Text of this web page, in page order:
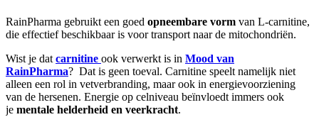
RainPharma gebruikt een goed opneembare vorm van L-carnitine,
die effectief beschikbaar is voor transport naar de mitochondriën.
Wist je dat carnitine ook verwerkt is in Mood van
RainPharma? Dat is geen toeval. Carnitine speelt namelijk niet
alleen een rol in vetverbranding, maar ook in energievoorziening
van de hersenen. Energie op celniveau beïnvloedt immers ook
je mentale helderheid en veerkracht.